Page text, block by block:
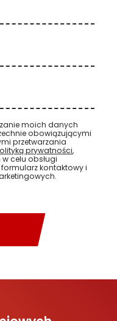
moich danych
obowiązującymi
przetwarzania
prywatności,
celu obsługi
kontaktowy i